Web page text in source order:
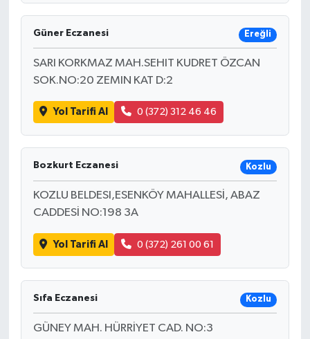
Güner Eczanesi Ereğli
SARI KORKMAZ MAH.SEHIT KUDRET ÖZCAN
SOK.NO:20 ZEMIN KAT D:2
Yol Tarifi Al 0 (372) 312 46 46
Bozkurt Eczanesi Kozlu
KOZLU BELDESI,ESENKÖY MAHALLESİ, ABAZ
CADDESİ NO:198 3A
Yol Tarifi Al 0 (372) 261 00 61
Sıfa Eczanesi Kozlu
GÜNEY MAH. HÜRRİYET CAD. NO:3